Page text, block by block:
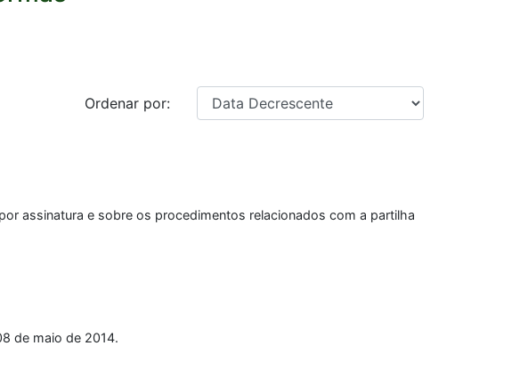
Ordenar por:
assinatura e sobre os procedimentos relacionados com a partilha
de maio de 2014.